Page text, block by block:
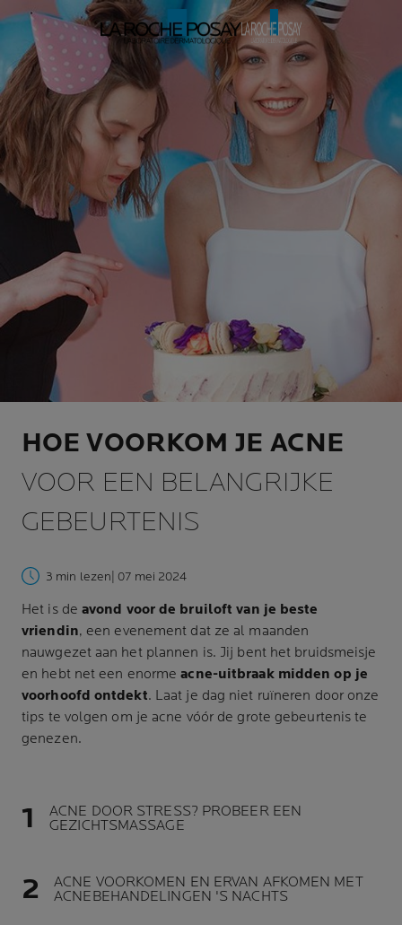
HOE VOORKOM JE ACNE
VOOR EEN BELANGRIJKE
GEBEURTENIS
3 min lezen | 07 mei 2024
Het is de avond voor de bruiloft van je beste
vriendin, een evenement dat ze al maanden
nauwgezet aan het plannen is. Jij bent het bruidsmeisje
en hebt net een enormeacne-uitbraak midden op je
voorhoofd ontdekt. Laat je dag niet ruïneren door onze
tips te volgen om je acne vóór de grote gebeurtenis te
genezen.
ACNE DOOR STRESS? PROBEER EEN
GEZICHTSMASSAGE
ACNE VOORKOMEN EN ERVAN AFKOMEN MET
ACNEBEHANDELINGEN 'S NACHTS